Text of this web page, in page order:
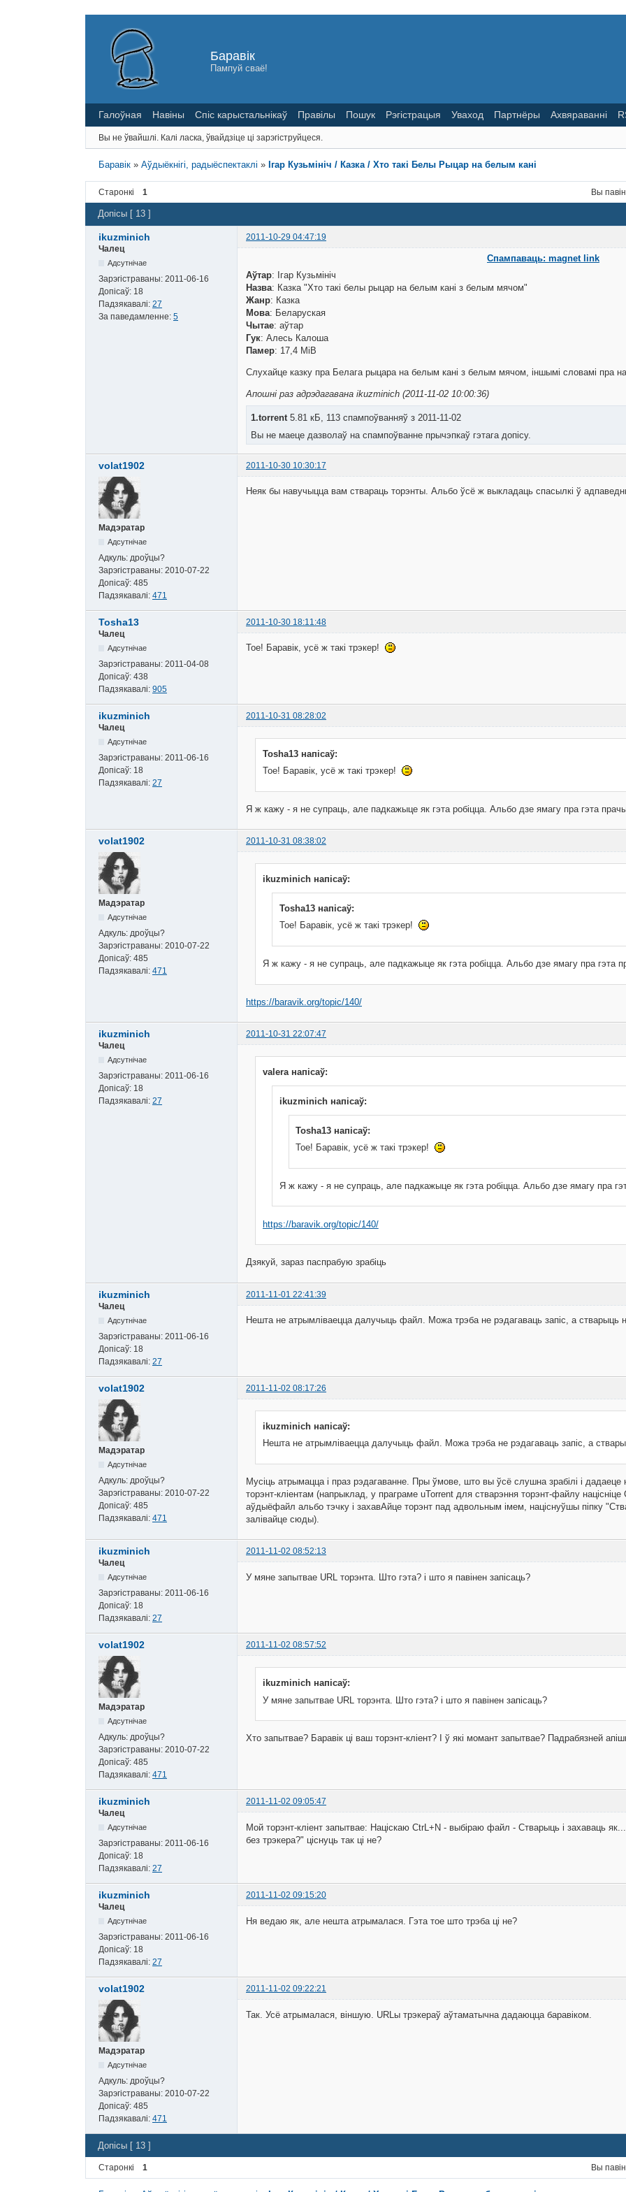
Баравік
Пампуй сваё!
Галоўная Навіны Спіс карыстальнікаў Правілы Пошук Рэгістрацыя Уваход Партнёры Ахвяраванні
Вы не ўвайшлі. Калі ласка, ўвайдзіце ці зарэгіструйцеся.
Баравік »Аўдыёкнігі, радыёспектаклі » Ігар Кузьмініч / Казка / Хто такі Белы Рыцар на белым кані
Старонкі 1 Вы
Допісы [ 13 ]
ikuzminich
2011-10-29 04:47:19
Чалец
Адсутнічае
Зарэгістраваны: 2011-06-16
Допісаў: 18
Падзякавалі: 27
За паведамленне: 5
Спампаваць: magnet link
Аўтар: Ігар Кузьмініч
Назва: Казка "Хто такі белы рыцар на белым кані з белым мячом"
Жанр: Казка
Мова: Беларуская
Чытае: аўтар
Гук: Алесь Калоша
Памер: 17,4 MiB
Слухайце казку пра Белага рыцара на белым кані з белым мячом, іншымі словамі пра
Апошні раз адрэдагавана ikuzminich (2011-11-02 10:00:36)
1.torrent5.81 кБ, 113 спампоўванняў з 2011-11-02
Вы не маеце дазволаў на спампоўванне прычэпкаў гэтага допісу.
volat1902 2011-10-30 10:30:17
Мадэратар
Адсутнічае
Адкуль: дроўцы?
Зарэгістраваны: 2010-07-22
Допісаў: 485
Падзякавалі: 471
Неяк бы навучыцца вам ствараць торэнты. Альбо ўсё ж выкладаць спасылкі ў
Tosha13
2011-10-30 18:11:48
Чалец
Адсутнічае
Зарэгістраваны: 2011-04-08
Допісаў: 438
Падзякавалі: 905
Тое! Баравік, усё ж такі трэкер!
ikuzminich
2011-10-31 08:28:02
Чалец
Адсутнічае
Зарэгістраваны: 2011-06-16
Допісаў: 18
Падзякавалі: 27
Tosha13 напісаў:
Тое! Баравік, усё ж такі трэкер!
Я ж кажу - я не супраць, але падкажыце як гэта робіцца. Альбо дзе ямагу пра гэта
volat1902 2011-10-31 08:38:02
Мадэратар
Адсутнічае
Адкуль: дроўцы?
Зарэгістраваны: 2010-07-22
Допісаў: 485
Падзякавалі: 471
ikuzminich напісаў:
Tosha13 напісаў:
Тое! Баравік, усё ж такі трэкер!
Я ж кажу - я не супраць, але падкажыце як гэта робіцца. Альбо дзе ямагу пра гэта
https://baravik.org/topic/140/
ikuzminich
2011-10-31 22:07:47
Чалец
Адсутнічае
Зарэгістраваны: 2011-06-16
Допісаў: 18
Падзякавалі: 27
valera напісаў:
ikuzminich напісаў:
Tosha13 напісаў:
Тое! Баравік, усё ж такі трэкер!
Я ж кажу - я не супраць, але падкажыце як гэта робіцца. Альбо дзе ямагу пра
https://baravik.org/topic/140/
Дзякуй, зараз паспрабую зрабіць
ikuzminich
2011-11-01 22:41:39
Чалец
Адсутнічае
Зарэгістраваны: 2011-06-16
Допісаў: 18
Падзякавалі: 27
Нешта не атрымліваецца далучыць файл. Можа трэба не рэдагаваць запіс, а стварыць
volat1902 2011-11-02 08:17:26
Мадэратар
Адсутнічае
Адкуль: дроўцы?
Зарэгістраваны: 2010-07-22
Допісаў: 485
Падзякавалі: 471
ikuzminich напісаў:
Нешта не атрымліваецца далучыць файл. Можа трэба не рэдагаваць запіс, а
Мусіць атрымацца і праз рэдагаванне. Пры ўмове, што вы ўсё слушна зрабілі і
торэнт-кліентам (напрыклад, у праграме uTorrent для стварэння торэнт-файлу
аўдыёфайл альбо тэчку і захавАйце торэнт пад адвольным імем, націснуўшы піпку
залівайце сюды).
ikuzminich
2011-11-02 08:52:13
Чалец
Адсутнічае
Зарэгістраваны: 2011-06-16
Допісаў: 18
Падзякавалі: 27
У мяне запытвае URL торэнта. Што гэта? і што я павінен запісаць?
volat1902 2011-11-02 08:57:52
Мадэратар
Адсутнічае
Адкуль: дроўцы?
Зарэгістраваны: 2010-07-22
Допісаў: 485
Падзякавалі: 471
ikuzminich напісаў:
У мяне запытвае URL торэнта. Што гэта? і што я павінен запісаць?
Хто запытвае? Баравік ці ваш торэнт-кліент? І ў які момант запытвае? Падрабязней
ikuzminich
2011-11-02 09:05:47
Чалец
Адсутнічае
Зарэгістраваны: 2011-06-16
Допісаў: 18
Падзякавалі: 27
Мой торэнт-кліент запытвае: Націскаю CtrL+N - выбіраю файл - Стварыць і захаваць
без трэкера?" ціснуць так ці не?
ikuzminich
2011-11-02 09:15:20
Чалец
Адсутнічае
Зарэгістраваны: 2011-06-16
Допісаў: 18
Падзякавалі: 27
Ня ведаю як, але нешта атрымалася. Гэта тое што трэба ці не?
volat1902 2011-11-02 09:22:21
Мадэратар
Адсутнічае
Адкуль: дроўцы?
Зарэгістраваны: 2010-07-22
Допісаў: 485
Падзякавалі: 471
Так. Усё атрымалася, віншую. URLы трэкераў аўтаматычна дадаюцца баравіком.
Допісы [ 13 ]
Старонкі 1 Вы